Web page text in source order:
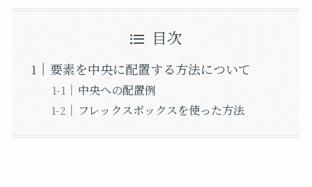
目次
要素を中央に配置する方法について
中央への配置例
フレックスボックスを使った方法